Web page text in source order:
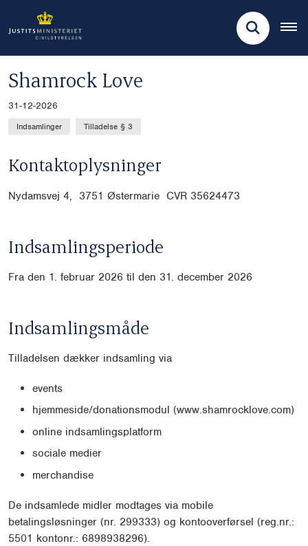
Shamrock Love
31-12-2026
Indsamlinger Tilladelse § 3
Kontaktoplysninger
Nydamsvej 4, 3751 Østermarie CVR 35624473
Indsamlingsperiode
Fra den 1. februar 2026 til den 31. december 2026
Indsamlingsmåde
Tilladelsen dækker indsamling via
events
hjemmeside/donationsmodul (www.shamrocklove.com)
online indsamlingsplatform
sociale medier
merchandise
De indsamlede midler modtages via mobile
betalingsløsninger (nr. 299333) og kontooverførsel (reg.nr.:
5501 kontonr.: 6898938296).